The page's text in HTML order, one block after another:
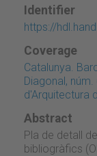
Identifier
https://
Coverage
Catalunya.
Diagonal,
d'Arquitectura
Abstract
Pla de detall
bibliogràfics